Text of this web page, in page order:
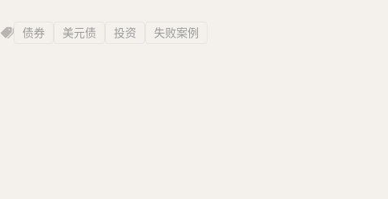
债券 美元债 投资 失败案例